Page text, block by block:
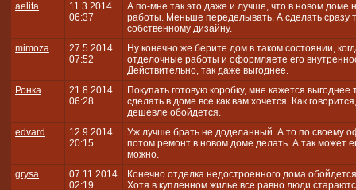
aelita
11.3.2014
06:37
А по-мне так это даже и лучше, что в новом доме
работы. Меньше переделывать. А сделать сразу
собственному дизайну.
mimoza
27.5.2014
07:52
Ну конечно же берите дом в таком состоянии,
отделочные работы и оформляете его
Действительно, так даже выгоднее.
Ронка
21.8.2014
06:28
Покупать готовую коробку, мне кажется
сделать в доме все как вам хочется. Как
дешевле обойдется.
edvard
12.9.2014
20:15
Уж лучше брать не доделанный. А то по своему
потом ремонт в новом доме делать. А так может
можно.
grysa
07.11.2014
02:19
Конечно отделка недостроенного дома
Хотя в купленном жилье все равно люди